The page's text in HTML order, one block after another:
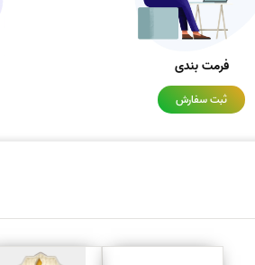
فرمت بندی
ثبت سفارش